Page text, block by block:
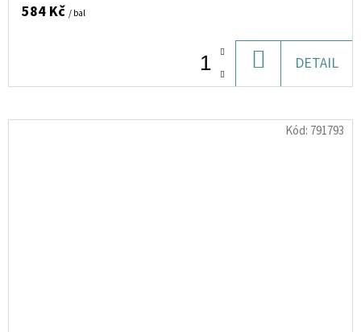
584 Kč / bal
KOŠÍKU
DETAIL
Kód: 791793